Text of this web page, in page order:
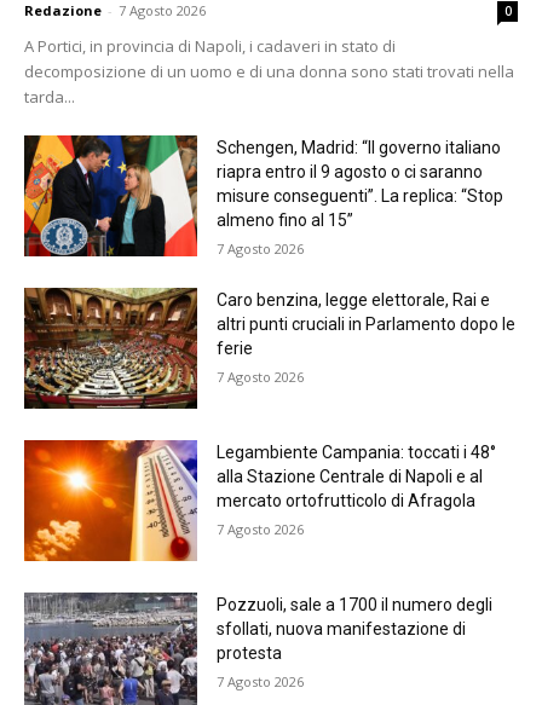
Redazione - 7 Agosto 2026 0
A Portici, in provincia di Napoli, i cadaveri in stato di
decomposizione di un uomo e di una donna sono stati trovati nella
tarda...
Schengen, Madrid: “Il governo italiano
riapra entro il 9 agosto o ci saranno
misure conseguenti”. La replica: “Stop
almeno fino al 15”
7 Agosto 2026
Caro benzina, legge elettorale, Rai e
altri punti cruciali in Parlamento dopo le
ferie
7 Agosto 2026
Legambiente Campania: toccati i 48°
alla Stazione Centrale di Napoli e al
mercato ortofrutticolo di Afragola
7 Agosto 2026
Pozzuoli, sale a 1700 il numero degli
sfollati, nuova manifestazione di
protesta
7 Agosto 2026